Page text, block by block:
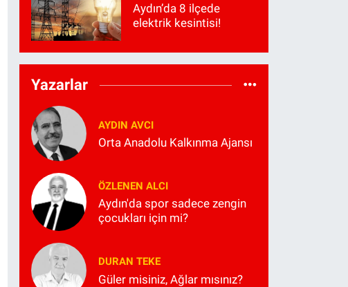
Aydın’da 8 ilçede
elektrik kesintisi!
Yazarlar
AYDIN AVCI
Orta Anadolu Kalkınma Ajansı
ÖZLENEN ALCI
Aydın'da spor sadece zengin
çocukları için mi?
DURAN TEKE
Güler misiniz, Ağlar mısınız?